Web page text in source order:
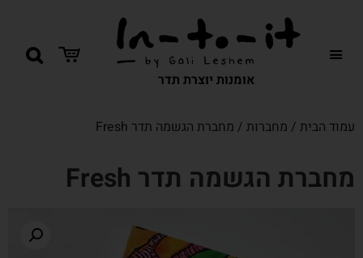
אומנות יוצרת תדר
עמוד הבית / מחברות / מחברת הגשמה תדר Fresh
מחברת הגשמה תדר Fresh